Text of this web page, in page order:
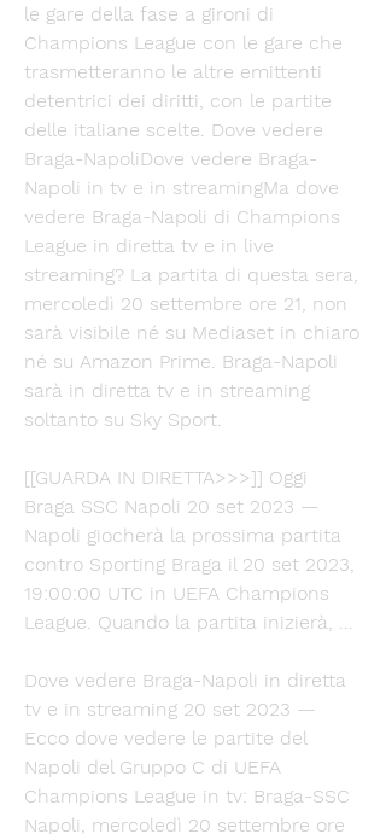
le gare della fase a gironi di
Champions League con le gare che
trasmetteranno le altre emittenti
detentrici dei diritti, con le partite
delle italiane scelte. Dove vedere
Braga-NapoliDove vedere Braga-
Napoli in tv e in streamingMa dove
vedere Braga-Napoli di Champions
League in diretta tv e in live
streaming? La partita di questa sera,
mercoledì 20 settembre ore 21, non
sarà visibile né su Mediaset in chiaro
né su Amazon Prime. Braga-Napoli
sarà in diretta tv e in streaming
soltanto su Sky Sport.
[[GUARDA IN DIRETTA>>>]] Oggi
Braga SSC Napoli 20 set 2023 —
Napoli giocherà la prossima partita
contro Sporting Braga il 20 set 2023,
19:00:00 UTC in UEFA Champions
League. Quando la partita inizierà, ...
Dove vedere Braga-Napoli in diretta
tv e in streaming 20 set 2023 —
Ecco dove vedere le partite del
Napoli del Gruppo C di UEFA
Champions League in tv: Braga-SSC
Napoli, mercoledì 20 settembre ore